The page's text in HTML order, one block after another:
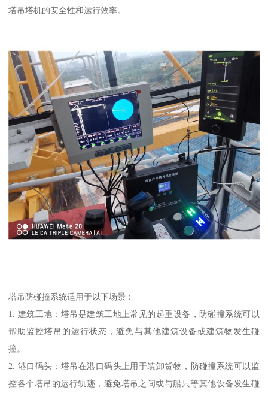
塔吊塔机的安全性和运行效率。
塔吊防碰撞系统适用于以下场景：
1. 建筑工地：塔吊是建筑工地上常见的起重设备，防碰撞系统可以
帮助监控塔吊的运行状态，避免与其他建筑设备或建筑物发生碰
撞。
2. 港口码头：塔吊在港口码头上用于装卸货物，防碰撞系统可以监
控各个塔吊的运行轨迹，避免塔吊之间或与船只等其他设备发生碰